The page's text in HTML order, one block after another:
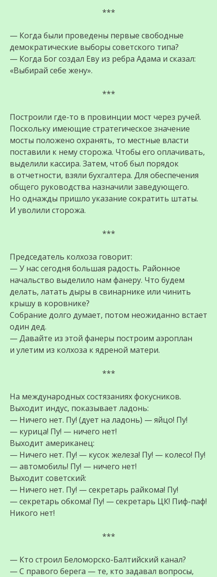
***
— Когда были проведены первые свободные
демократические выборы советского типа?
— Когда Бог создал Еву из ребра Адама и сказал:
«Выбирай себе жену».
***
Построили где-то в провинции мост через ручей.
Поскольку имеющие стратегическое значение
мосты положено охранять, то местные власти
поставили к нему сторожа. Чтобы его оплачивать,
выделили кассира. Затем, чтоб был порядок
в отчетности, взяли бухгалтера. Для обеспечения
общего руководства назначили заведующего.
Но однажды пришло указание сократить штаты.
И уволили сторожа.
***
Председатель колхоза говорит:
— У нас сегодня большая радость. Районное
начальство выделило нам фанеру. Что будем
делать, латать дыры в свинарнике или чинить
крышу в коровнике?
Собрание долго думает, потом неожиданно встает
один дед.
— Давайте из этой фанеры построим аэроплан
и улетим из колхоза к ядреной матери.
***
На международных состязаниях фокусников.
Выходит индус, показывает ладонь:
— Ничего нет. Пу! (дует на ладонь) — яйцо! Пу!
— курица! Пу! — ничего нет!
Выходит американец:
— Ничего нет. Пу! — кусок железа! Пу! — колесо! Пу!
— автомобиль! Пу! — ничего нет!
Выходит советский:
— Ничего нет. Пу! — секретарь райкома! Пу!
— секретарь обкома! Пу! — секретарь ЦК! Пиф-паф!
Никого нет!
***
— Кто строил Беломорско-Балтийский канал?
— С правого берега — те, кто задавал вопросы,